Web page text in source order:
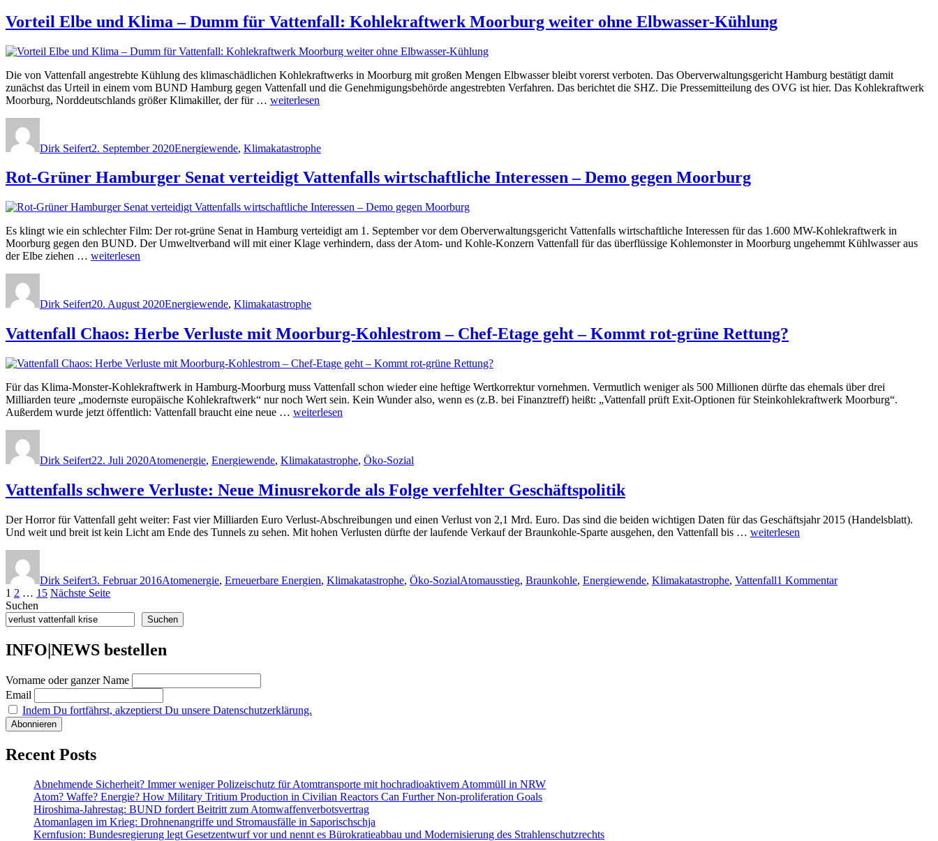
bekommt
Steuergelder
nichts“
abgeschaltet
–
für
nichts
Vorteil Elbe und Klima – Dumm für Vattenfall: Kohlekraftwerk Moorburg weiter ohne Elbwasser-Kühlung
Die von Vattenfall angestrebte Kühlung des klimaschädlichen Kohlekraftwerks in Moorburg mit großen Mengen Elbwasser bleibt vorerst verboten. Das Oberverwaltungsgericht Hamburg bestätigt damit
zunächst das Urteil in einem vom BUND Hamburg gegen Vattenfall und die Genehmigungsbehörde angestrebten Verfahren. Das berichtet die SHZ. Die Pressemitteilung des OVG ist hier. Das Kohlekraftwerk
Moorburg, Norddeutschlands größer Klimakiller, der für … „Vorteil
–
für
Vattenfall:
Moorburg
weiter
ohne
Elbwasser-
weiterlesen
Dirk Seifert2. September 2020Energiewende, Klimakatastrophe
Rot-Grüner Hamburger Senat verteidigt Vattenfalls wirtschaftliche Interessen – Demo gegen Moorburg
Es klingt wie ein schlechter Film: Der rot-grüne Senat in Hamburg verteidigt am 1. September vor dem Oberverwaltungsgericht Vattenfalls wirtschaftliche Interessen für das 1.600 MW-Kohlekraftwerk in
Moorburg gegen den BUND. Der Umweltverband will mit einer Klage verhindern, dass der Atom- und Kohle-Konzern Vattenfall für das überflüssige Kohlemonster in Moorburg ungehemmt Kühlwasser aus
der Elbe ziehen … „Rot-
verteidigt
wirtschaftliche
Interessen
Demo
gegen
Moorburg“
weiterlesen
Dirk Seifert20. August 2020Energiewende, Klimakatastrophe
Vattenfall Chaos: Herbe Verluste mit Moorburg-Kohlestrom – Chef-Etage geht – Kommt rot-grüne Rettung?
Für das Klima-Monster-Kohlekraftwerk in Hamburg-Moorburg muss Vattenfall schon wieder eine heftige Wertkorrektur vornehmen. Vermutlich weniger als 500 Millionen dürfte das ehemals über drei
Milliarden teure „modernste europäische Kohlekraftwerk“ nur noch Wert sein. Kein Wunder also, wenn es (z.B. bei Finanztreff) heißt: „Vattenfall prüft Exit-Optionen für Steinkohlekraftwerk Moorburg“.
Außerdem wurde jetzt öffentlich: Vattenfall braucht eine neue … „Vattenfall
mit
Kohlestrom
–
Etage
geht
grüne
weiterlesen
Dirk Seifert22. Juli 2020Atomenergie, Energiewende, Klimakatastrophe, Öko-Sozial
Vattenfalls schwere Verluste: Neue Minusrekorde als Folge verfehlter Geschäftspolitik
Der Horror für Vattenfall geht weiter: Fast vier Milliarden Euro Verlust-Abschreibungen und einen Verlust von 2,1 Mrd. Euro. Das sind die beiden wichtigen Daten für das Geschäftsjahr 2015 (Handelsblatt).
Und weit und breit ist kein Licht am Ende des Tunnels zu sehen. Mit hohen Verlusten dürfte der laufende Verkauf der Braunkohle-Sparte ausgehen, den Vattenfall bis … „Vattenfalls
Minusrekorde
weiterlesen
Dirk Seifert3. Februar 2016Atomenergie, Erneuerbare Energien, Klimakatastrophe, Öko-SozialAtomausstieg, Braunkohle, Energiewende, Klimakatastrophe, Vattenfall1 Kommentarschwere
Seitennummerierung
der
Beiträge
Seite
1 Seite
2 … Seite
15 Nächste Seite
Suchen
Suchen
INFO|NEWS bestellen
Vorname oder ganzer Name
Email
Indem Du fortfährst, akzeptierst Du unsere Datenschutzerklärung.
Recent Posts
Abnehmende Sicherheit? Immer weniger Polizeischutz für Atomtransporte mit hochradioaktivem Atommüll in NRW
Atom? Waffe? Energie? How Military Tritium Production in Civilian Reactors Can Further Non-proliferation Goals
Hiroshima-Jahrestag: BUND fordert Beitritt zum Atomwaffenverbotsvertrag
Atomanlagen im Krieg: Drohnenangriffe und Stromausfälle in Saporischschja
Kernfusion: Bundesregierung legt Gesetzentwurf vor und nennt es Bürokratieabbau und Modernisierung des Strahlenschutzrechts